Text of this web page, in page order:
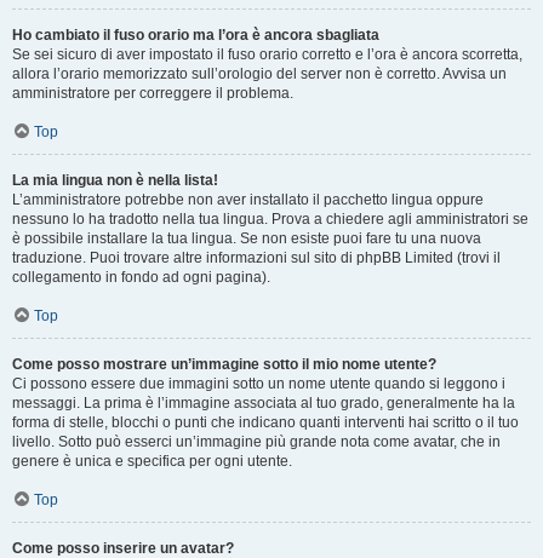
Ho cambiato il fuso orario ma l’ora è ancora sbagliata
Se sei sicuro di aver impostato il fuso orario corretto e l’ora è ancora scorretta,
allora l’orario memorizzato sull’orologio del server non è corretto. Avvisa un
amministratore per correggere il problema.
Top
La mia lingua non è nella lista!
L’amministratore potrebbe non aver installato il pacchetto lingua oppure
nessuno lo ha tradotto nella tua lingua. Prova a chiedere agli amministratori se
è possibile installare la tua lingua. Se non esiste puoi fare tu una nuova
traduzione. Puoi trovare altre informazioni sul sito di phpBB Limited (trovi il
collegamento in fondo ad ogni pagina).
Top
Come posso mostrare un’immagine sotto il mio nome utente?
Ci possono essere due immagini sotto un nome utente quando si leggono i
messaggi. La prima è l’immagine associata al tuo grado, generalmente ha la
forma di stelle, blocchi o punti che indicano quanti interventi hai scritto o il tuo
livello. Sotto può esserci un’immagine più grande nota come avatar, che in
genere è unica e specifica per ogni utente.
Top
Come posso inserire un avatar?